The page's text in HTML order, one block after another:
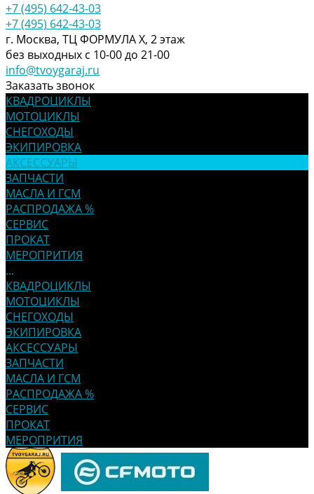
+7 (495) 642-43-03
+7 (495) 642-43-03
г. Москва, ТЦ ФОРМУЛА Х, 2 этаж
без выходных с 10-00 до 21-00
info@tvoygaraj.ru
Заказать звонок
КВАДРОЦИКЛЫ
МОТОЦИКЛЫ
СНЕГОХОДЫ
ЭКИПИРОВКА
АКСЕССУАРЫ
ЗАПЧАСТИ
МАСЛА И ГСМ
РАСПРОДАЖА %
СЕРВИС
ПРОКАТ
МЕРОПРИТИЯ
...
КВАДРОЦИКЛЫ
МОТОЦИКЛЫ
СНЕГОХОДЫ
ЭКИПИРОВКА
АКСЕССУАРЫ
ЗАПЧАСТИ
МАСЛА И ГСМ
РАСПРОДАЖА %
СЕРВИС
ПРОКАТ
МЕРОПРИТИЯ